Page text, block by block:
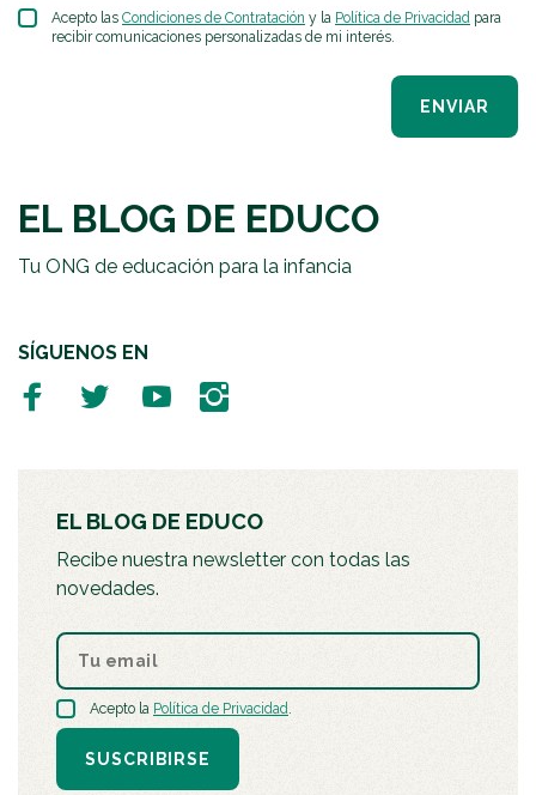
Acepto las Condiciones de Contratación y la Política de Privacidad para
recibir comunicaciones personalizadas de mi interés.
ENVIAR
EL BLOG DE EDUCO
Tu ONG de educación para la infancia
SÍGUENOS EN
EL BLOG DE EDUCO
Recibe nuestra newsletter con todas las
novedades.
Acepto la Política de Privacidad.
SUSCRIBIRSE